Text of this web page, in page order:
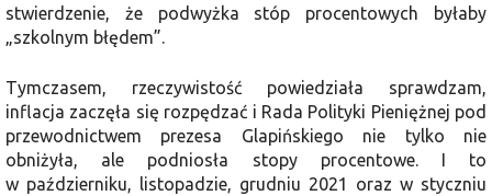
stwierdzenie, że podwyżka stóp procentowych byłaby
„szkolnym błędem”.
Tymczasem, rzeczywistość powiedziała sprawdzam,
inflacja zaczęła się rozpędzać i Rada Polityki Pieniężnej pod
przewodnictwem prezesa Glapińskiego nie tylko nie
obniżyła, ale podniosła stopy procentowe. I to
w październiku, listopadzie, grudniu 2021 oraz w styczniu